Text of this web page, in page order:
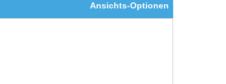
Ansichts-Optionen